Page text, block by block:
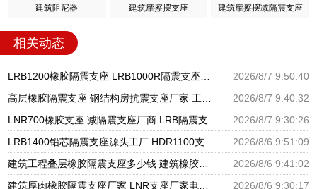
建筑阻尼器 建筑摩擦摆支座 建筑摩擦摆减隔震支座
相关动态
2026/8/7 9:50:40
2026/8/7 9:40:32
2026/8/7 9:30:26
2026/8/6 9:51:09
2026/8/6 9:41:02
2026/8/6 9:30:17